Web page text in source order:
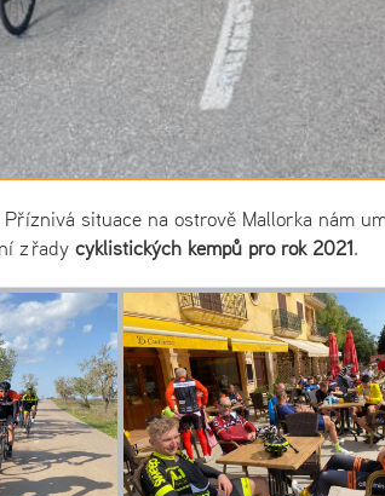
situace na ostrově Mallorka nám
z řady cyklistických kempů pro rok 2021.